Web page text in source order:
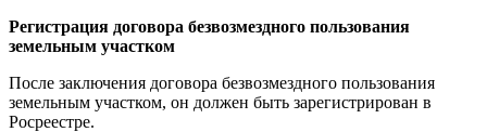
Регистрация договора безвозмездного пользования
земельным участком
После заключения договора безвозмездного пользования
земельным участком, он должен быть зарегистрирован в
Росреестре.